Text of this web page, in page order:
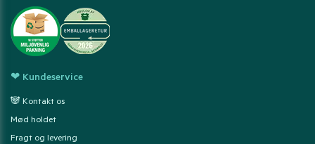
❤ Kundeservice
🐼 Kontakt os
Mød holdet
Fragt og levering